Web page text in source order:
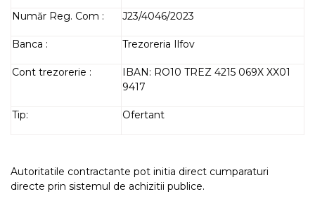
Număr Reg. Com : J23/4046/2023
Banca : Trezoreria Ilfov
Cont trezorerie :
IBAN: RO10 TREZ 4215 069X XX01
9417
Tip: Ofertant
Autoritatile contractante pot initia direct cumparaturi
directe prin sistemul de achizitii publice.